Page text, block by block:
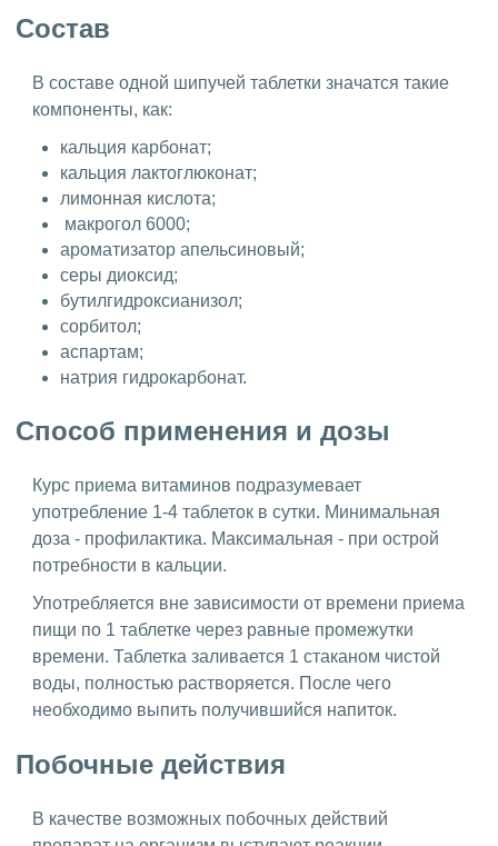
Состав
В составе одной шипучей таблетки значатся такие
компоненты, как:
кальция карбонат;
кальция лактоглюконат;
лимонная кислота;
макрогол 6000;
ароматизатор апельсиновый;
серы диоксид;
бутилгидроксианизол;
сорбитол;
аспартам;
натрия гидрокарбонат.
Способ применения и дозы
Курс приема витаминов подразумевает
употребление 1-4 таблеток в сутки. Минимальная
доза - профилактика. Максимальная - при острой
потребности в кальции.
Употребляется вне зависимости от времени приема
пищи по 1 таблетке через равные промежутки
времени. Таблетка заливается 1 стаканом чистой
воды, полностью растворяется. После чего
необходимо выпить получившийся напиток.
Побочные действия
В качестве возможных побочных действий